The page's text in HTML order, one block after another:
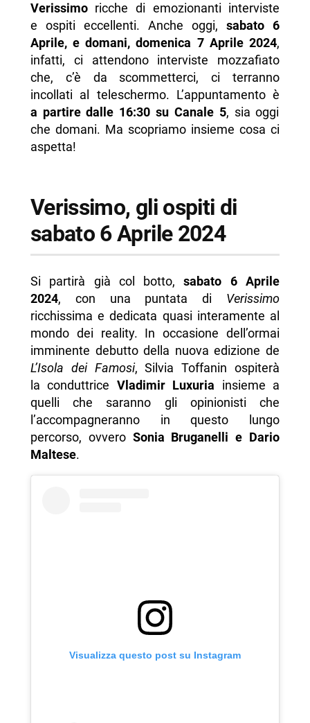
Verissimoricche di emozionanti interviste
e ospiti eccellenti. Anche oggi,sabato 6
Aprile, e domani, domenica 7 Aprile 2024,
infatti, ci attendono interviste mozzafiato
che, c’è da scommetterci, ci terranno
incollati al teleschermo. L’appuntamento è
a partire dalle 16:30 su Canale 5, sia oggi
che domani. Ma scopriamo insieme cosa ci
aspetta!
Verissimo, gli ospiti di
sabato 6 Aprile 2024
Si partirà già col botto, sabato 6 Aprile
2024, con una puntata di Verissimo
ricchissima e dedicata quasi interamente al
mondo dei reality. In occasione dell’ormai
imminente debutto della nuova edizione de
L’Isola dei Famosi, Silvia Toffanin ospiterà
la conduttrice Vladimir Luxuria insieme a
quelli che saranno gli opinionisti che
l’accompagneranno in questo lungo
percorso, ovvero Sonia Bruganelli e Dario
Maltese.
Visualizza questo post su Instagram